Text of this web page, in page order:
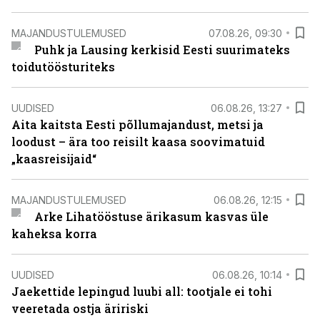
MAJANDUSTULEMUSED 07.08.26, 09:30
Puhk ja Lausing kerkisid Eesti suurimateks
toidutöösturiteks
UUDISED 06.08.26, 13:27
Aita kaitsta Eesti põllumajandust, metsi ja
loodust – ära too reisilt kaasa soovimatuid
„kaasreisijaid“
MAJANDUSTULEMUSED 06.08.26, 12:15
Arke Lihatööstuse ärikasum kasvas üle
kaheksa korra
UUDISED 06.08.26, 10:14
Jaekettide lepingud luubi all: tootjale ei tohi
veeretada ostja äririski